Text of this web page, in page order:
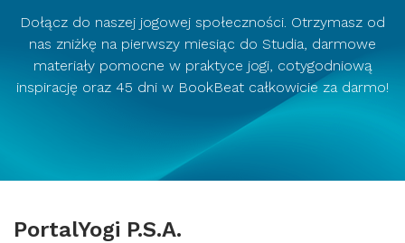
Dołącz do naszej jogowej społeczności. Otrzymasz od
nas zniżkę na pierwszy miesiąc do Studia, darmowe
materiały pomocne w praktyce jogi, cotygodniową
inspirację oraz 45 dni w BookBeat całkowicie za darmo!
PortalYogi P.S.A.